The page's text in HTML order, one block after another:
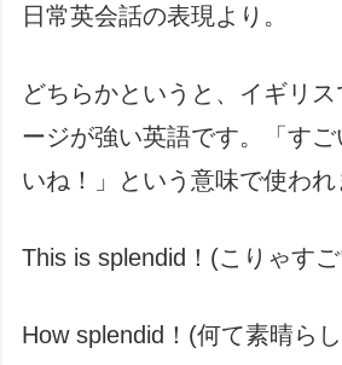
日常英会話の表現より。
どちらかというと、イギリ
ージが強い英語です。「す
いね！」という意味で使われ
This is splendid！(こりゃす
How splendid！(何て素晴ら